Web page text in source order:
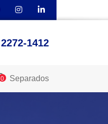
2272-1412
0 Separados